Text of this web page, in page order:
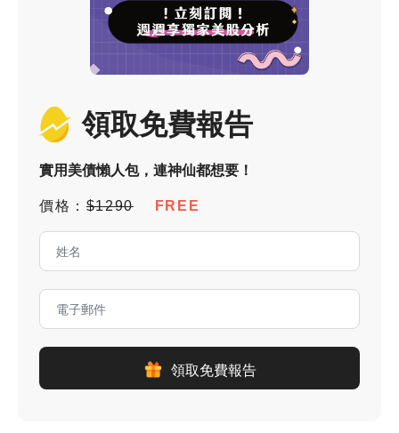
領取免費報告
實用美債懶人包，連神仙都想要！
價格：$1290 FREE
領取免費報告